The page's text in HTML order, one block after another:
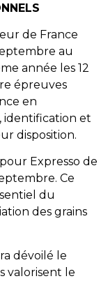
de France
au
année les 12
épreuves
en
identification et
disposition.
Expresso de
Ce
du
des grains
dévoilé le
valorisent le